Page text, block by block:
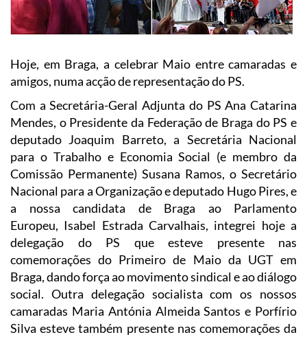
Hoje, em Braga, a celebrar Maio entre camaradas e
amigos, numa acção de representação do PS.
Com a Secretária-Geral Adjunta do PS Ana Catarina
Mendes, o Presidente da Federação de Braga do PS e
deputado Joaquim Barreto, a Secretária Nacional
para o Trabalho e Economia Social (e membro da
Comissão Permanente) Susana Ramos, o Secretário
Nacional para a Organização e deputado Hugo Pires, e
a nossa candidata de Braga ao Parlamento
Europeu, Isabel Estrada Carvalhais, integrei hojea
delegação do PS que esteve presente nas
comemorações do Primeiro de Maio da UGT em
Braga, dando força ao movimento sindical e ao diálogo
social. Outra delegação socialista com os nossos
camaradas Maria Antónia Almeida Santos e Porfírio
Silva esteve também presente nas comemorações da